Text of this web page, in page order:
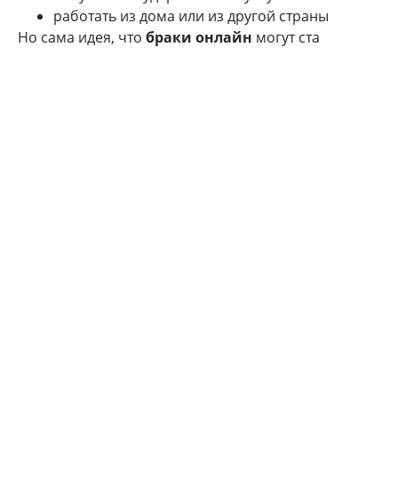
работать из дома или из другой страны
Но сама идея, что браки онлайн могут ста